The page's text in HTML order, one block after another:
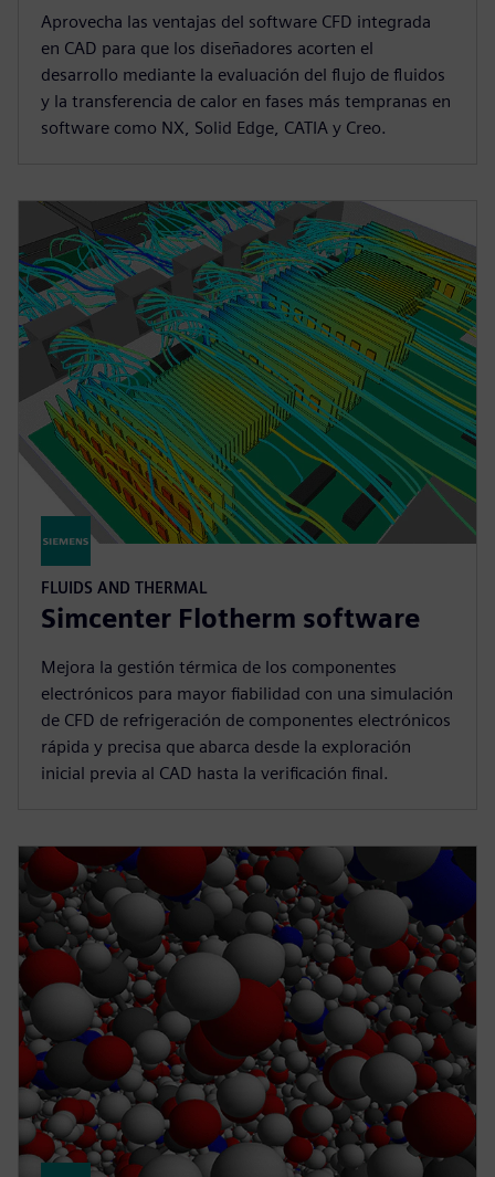
Aprovecha las ventajas del software CFD integrada
en CAD para que los diseñadores acorten el
desarrollo mediante la evaluación del flujo de fluidos
y la transferencia de calor en fases más tempranas en
software como NX, Solid Edge, CATIA y Creo.
FLUIDS AND THERMAL
Simcenter Flotherm software
Mejora la gestión térmica de los componentes
electrónicos para mayor fiabilidad con una simulación
de CFD de refrigeración de componentes electrónicos
rápida y precisa que abarca desde la exploración
inicial previa al CAD hasta la verificación final.